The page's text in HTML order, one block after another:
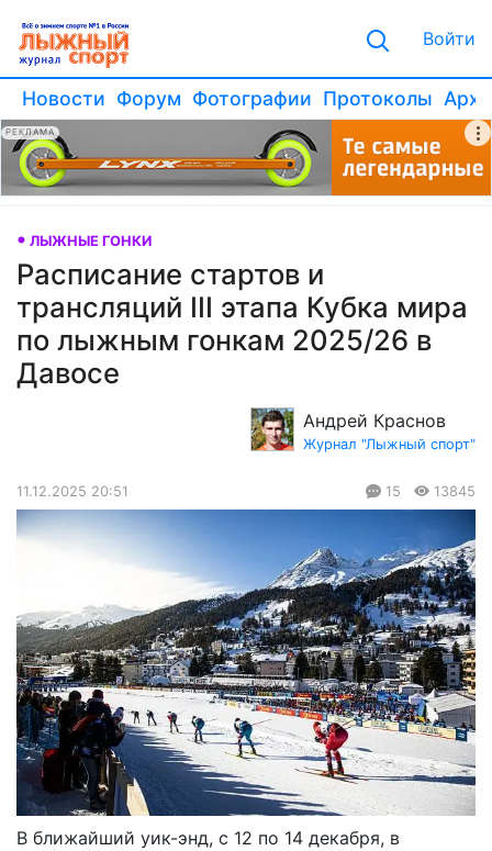
Войти
Новости Форум Фотографии Протоколы
РЕКЛАМА
ЛЫЖНЫЕ ГОНКИ
Расписание стартов и
трансляций III этапа Кубка мира
по лыжным гонкам 2025/26 в
Давосе
Андрей Краснов
Журнал "Лыжный спорт"
11.12.2025 20:51 15 13845
В ближайший уик-энд, с 12 по 14 декабря, в